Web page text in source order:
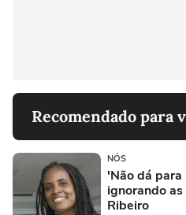
Recomendado para
NÓS
'Não dá
ignorando
Ribeiro